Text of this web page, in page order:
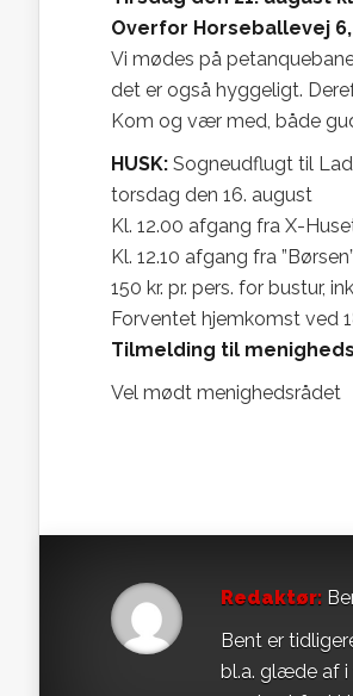
Overfor Horseballevej
Vi mødes på
det er også hyggeligt.
Kom og vær med, både
HUSK: Sogneudflugt til
torsdag den 16. august
Kl. 12.00 afgang fra X-
Kl. 12.10 afgang fra
150 kr. pr. pers. for bustur,
Forventet hjemkomst ved
Tilmelding til
Vel mødt menighedsrådet
Redaktør:
Bent er
bl.a. glæde af i